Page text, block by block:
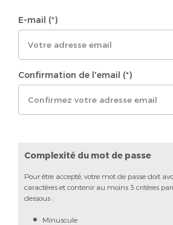
E-mail (*)
Confirmation de l'email (*)
Complexité du mot de passe
Pour être accepté, votre mot de passe doit
caractères et contenir au moins 3 critères
dessous :
Minuscule